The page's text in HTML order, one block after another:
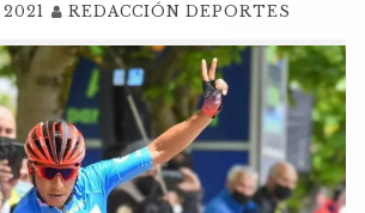
REDACCIÓN DEPORTES